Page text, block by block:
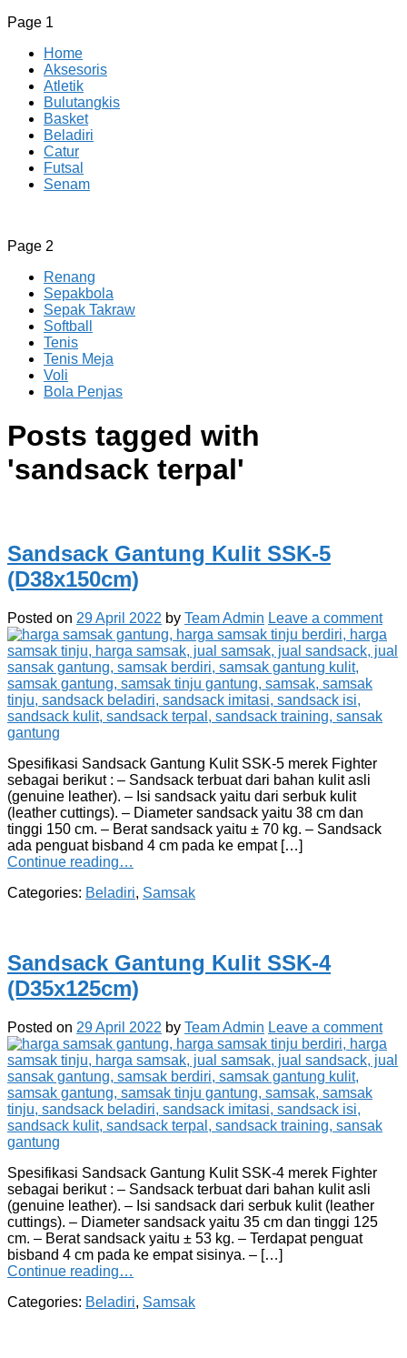
Page 1
Home
Aksesoris
Atletik
Bulutangkis
Basket
Beladiri
Catur
Futsal
Senam
CV JAYA BERSAMA Co Id
Menyediakan Semua Perlengkapan Olahraga Yang
Page 2
Renang
Sepakbola
Sepak Takraw
Softball
Tenis
Tenis Meja
Voli
Bola Penjas
Posts tagged with
'sandsack terpal'
Sandsack Gantung Kulit SSK-5
(D38x150cm)
Posted on 29 April 2022 by Team Admin Leave a comment
Spesifikasi Sandsack Gantung Kulit SSK-5 merek Fighter
sebagai berikut : – Sandsack terbuat dari bahan kulit asli
(genuine leather). – Isi sandsack yaitu dari serbuk kulit
(leather cuttings). – Diameter sandsack yaitu 38 cm dan
tinggi 150 cm. – Berat sandsack yaitu ± 70 kg. – Sandsack
ada penguat bisband 4 cm pada ke empat […]
Continue reading…
Categories: Beladiri, Samsak
Sandsack Gantung Kulit SSK-4
(D35x125cm)
Posted on 29 April 2022 by Team Admin Leave a comment
Spesifikasi Sandsack Gantung Kulit SSK-4 merek Fighter
sebagai berikut : – Sandsack terbuat dari bahan kulit asli
(genuine leather). – Isi sandsack dari serbuk kulit (leather
cuttings). – Diameter sandsack yaitu 35 cm dan tinggi 125
cm. – Berat sandsack yaitu ± 53 kg. – Terdapat penguat
bisband 4 cm pada ke empat sisinya. – […]
Continue reading…
Categories: Beladiri, Samsak